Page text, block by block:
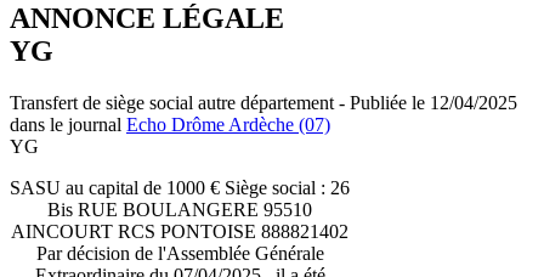
ANNONCE LÉGALE
YG
Transfert de siège social autre département - Publiée le 12/04/2025
dans le journal Echo Drôme Ardèche (07)
YG
SASU au capital de 1000 € Siège social : 26
Bis RUE BOULANGERE 95510
AINCOURT RCS PONTOISE 888821402
Par décision de l'Assemblée Générale